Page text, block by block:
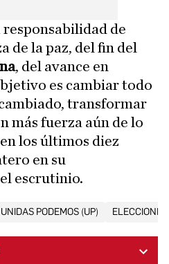
de
de la paz, del fin del
, del avance en
es cambiar todo
transformar
más fuerza aún de lo
los últimos diez
en su
escrutinio.
UNIDAS PODEMOS (UP)